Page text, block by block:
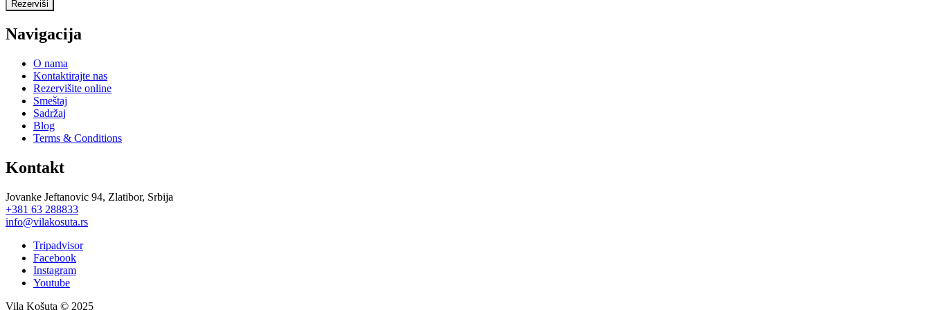
Rezerviši
Navigacija
O nama
Kontaktirajte nas
Rezervišite online
Smeštaj
Sadržaj
Blog
Terms & Conditions
Kontakt
Jovanke Jeftanovic 94, Zlatibor, Srbija
+381 63 288833
info@vilakosuta.rs
Tripadvisor
Facebook
Instagram
Youtube
Vila Košuta © 2025